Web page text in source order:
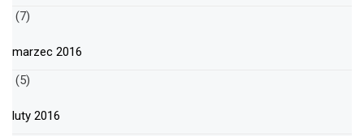
(7)
marzec 2016
(5)
luty 2016